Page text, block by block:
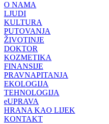
O NAMA
LJUDI
KULTURA
PUTOVANJA
ŽIVOTINJE
DOKTOR
KOZMETIKA
FINANSIJE
PRAVNAPITANJA
EKOLOGIJA
TEHNOLOGIJA
eUPRAVA
HRANA KAO LIJEK
KONTAKT